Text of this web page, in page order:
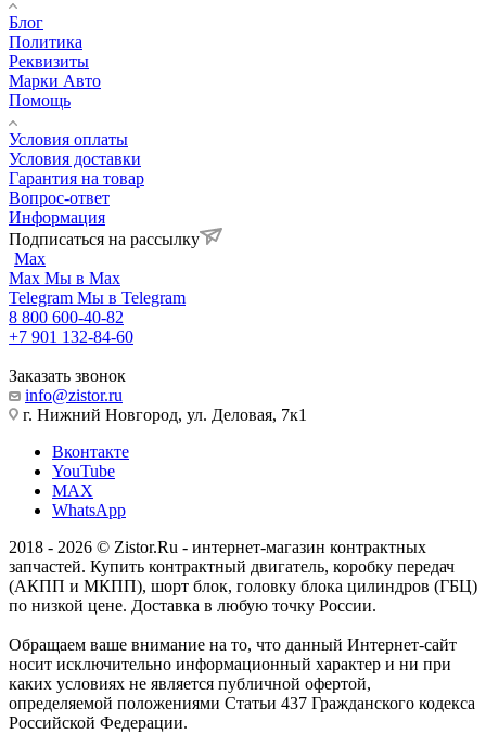
Блог
Политика
Реквизиты
Марки Авто
Помощь
Условия оплаты
Условия доставки
Гарантия на товар
Вопрос-ответ
Информация
Подписаться на рассылку
Max
Max Мы в Max
Telegram Мы в Telegram
8 800 600-40-82
+7 901 132-84-60
Заказать звонок
info@zistor.ru
г. Нижний Новгород, ул. Деловая, 7к1
Вконтакте
YouTube
MAX
WhatsApp
2018 - 2026 © Zistor.Ru - интернет-магазин контрактных
запчастей. Купить контрактный двигатель, коробку передач
(АКПП и МКПП), шорт блок, головку блока цилиндров (ГБЦ)
по низкой цене. Доставка в любую точку России.
Обращаем ваше внимание на то, что данный Интернет-сайт
носит исключительно информационный характер и ни при
каких условиях не является публичной офертой,
определяемой положениями Статьи 437 Гражданского кодекса
Российской Федерации.